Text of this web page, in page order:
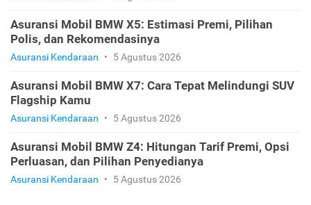
Asuransi Mobil BMW X5: Estimasi Premi, Pilihan
Polis, dan Rekomendasinya
Asuransi Kendaraan • 5 Agustus 2026
Asuransi Mobil BMW X7: Cara Tepat Melindungi SUV
Flagship Kamu
Asuransi Kendaraan • 5 Agustus 2026
Asuransi Mobil BMW Z4: Hitungan Tarif Premi, Opsi
Perluasan, dan Pilihan Penyedianya
Asuransi Kendaraan • 5 Agustus 2026